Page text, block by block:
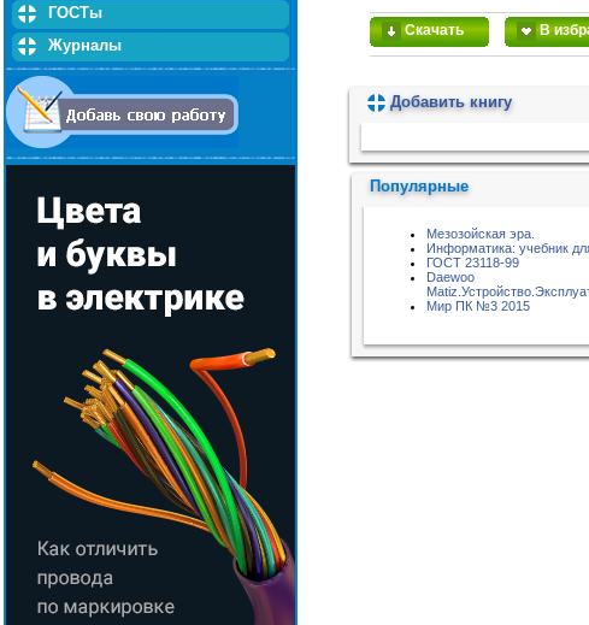
ГОСТы
Журналы
Скачать В
Добавить книгу
Популярные
Мезозойская эра.
Информатика: учебник
ГОСТ 23118-99
Daewoo
Мир ПК №3 2015